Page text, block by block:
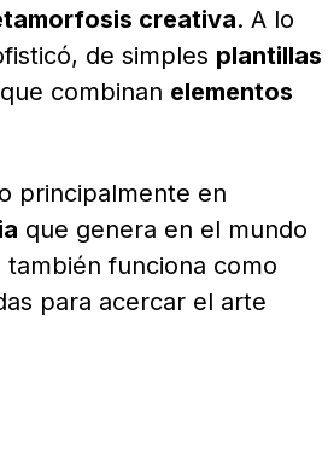
creativa. A lo
de simples plantillas
combinan elementos
principalmente en
que genera en el mundo
funciona como
para acercar el arte